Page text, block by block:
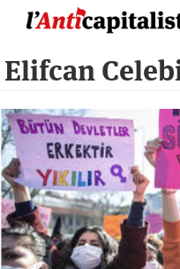
principal
Elifcan